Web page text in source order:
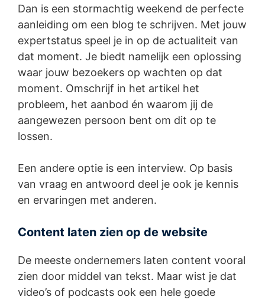
Dan is een stormachtig weekend de perfecte
aanleiding om een blog te schrijven. Met jouw
expertstatus speel je in op de actualiteit van
dat moment. Je biedt namelijk een oplossing
waar jouw bezoekers op wachten op dat
moment. Omschrijf in het artikel het
probleem, het aanbod én waarom jij de
aangewezen persoon bent om dit op te
lossen.
Een andere optie is een interview. Op basis
van vraag en antwoord deel je ook je kennis
en ervaringen met anderen.
Content laten zien op de website
De meeste ondernemers laten content vooral
zien door middel van tekst. Maar wist je dat
video’s of podcasts ook een hele goede